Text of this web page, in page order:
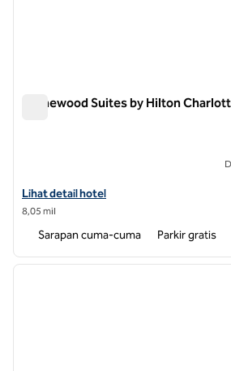
Homewood Suites by Hilton
Lihat detail hotel untuk Homewood
Lihat detail hotel
8,05 mil
Sarapan cuma-cuma Parkir gratis
1 dari 10